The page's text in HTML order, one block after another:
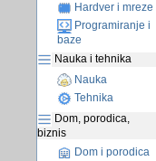
Hardver i mreze
Programiranje i
baze
Nauka i tehnika
Nauka
Tehnika
Dom, porodica,
biznis
Dom i porodica